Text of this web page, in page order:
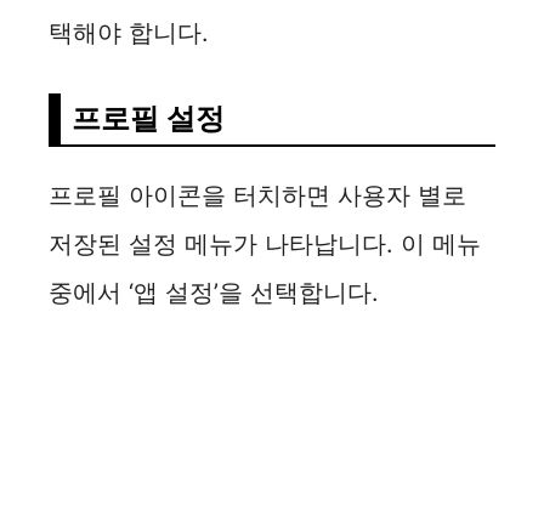
택해야 합니다.
프로필 설정
프로필 아이콘을 터치하면 사용자 별로
저장된 설정 메뉴가 나타납니다. 이 메뉴
중에서 ‘앱 설정’을 선택합니다.